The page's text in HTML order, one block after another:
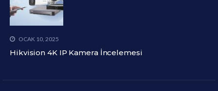
OCAK 10, 2025
Hikvision 4K IP Kamera İncelemesi